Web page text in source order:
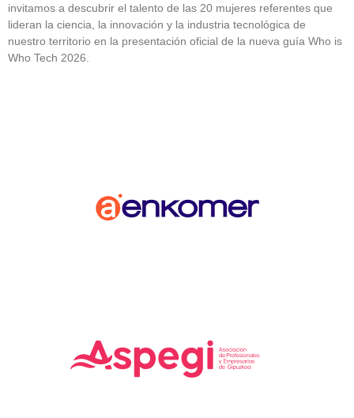
invitamos a descubrir el talento de las 20 mujeres referentes que
lideran la ciencia, la innovación y la industria tecnológica de
nuestro territorio en la presentación oficial de la nueva guía Who is
Who Tech 2026.